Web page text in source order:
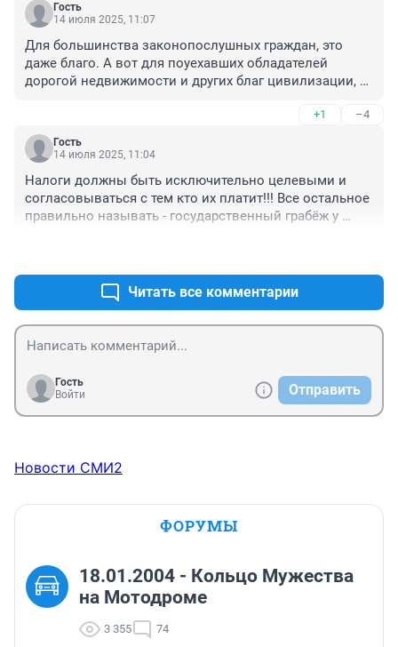
Гость
14 июля 2025, 11:07
Для большинства законопослушных граждан, это
даже благо. А вот для поуехавших обладателей
дорогой недвижимости и других благ цивилизации,
+1 –4
Гость
14 июля 2025, 11:04
Налоги должны быть исключительно целевыми и
согласовываться с тем кто их платит!!! Все остальное
правильно называть - государственный грабёж у
Читать все комментарии
Гость
Войти
Отправить
Новости СМИ2
ФОРУМЫ
18.01.2004 - Кольцо Мужества
на Мотодроме
3 355 74